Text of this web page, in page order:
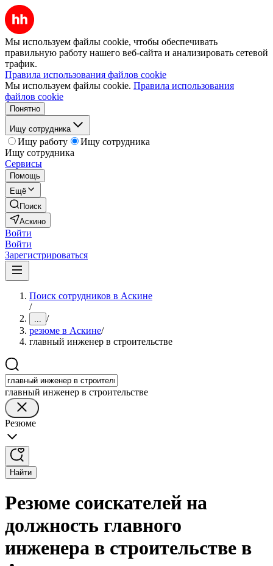
Мы используем файлы cookie, чтобы обеспечивать
правильную работу нашего веб-сайта и анализировать сетевой
трафик.
Правила использования файлов cookie
Мы используем файлы cookie. Правила использования
файлов cookie
Понятно
Ищу сотрудника
Ищу работу
Ищу сотрудника
Ищу сотрудника
Сервисы
Помощь
Ещё
Поиск
Аскино
Войти
Войти
Зарегистрироваться
Поиск сотрудников в Аскине
/
... /
резюме в Аскине/
главный инженер в строительстве
главный инженер в строительстве
Резюме
Найти
Резюме соискателей на
должность главного
инженера в строительстве в